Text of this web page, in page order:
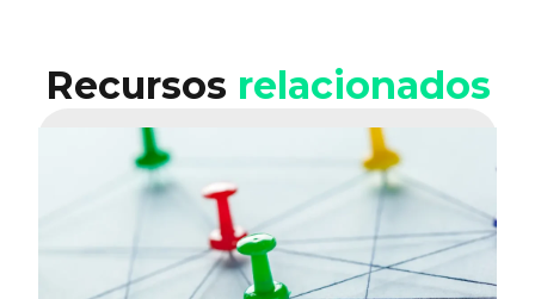
Recursos relacionados